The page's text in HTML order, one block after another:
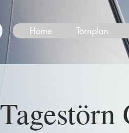
Home Törnplan
Tagestörn